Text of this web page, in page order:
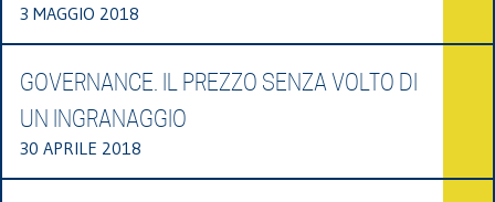
3 MAGGIO 2018
GOVERNANCE. IL PREZZO SENZA VOLTO DI
UN INGRANAGGIO
30 APRILE 2018